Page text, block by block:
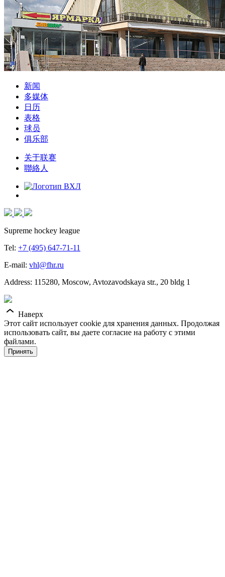
新闻
多媒体
日历
表格
球员
俱乐部
关于联赛
聯絡人
Supreme hockey league
Tel: +7 (495) 647-71-11
E-mail: vhl@fhr.ru
Address: 115280, Moscow, Avtozavodskaya str., 20 bldg 1
Наверх
Этот сайт использует cookie для хранения данных. Продолжая
использовать сайт, вы даете согласие на работу с этими
файлами.
Принять